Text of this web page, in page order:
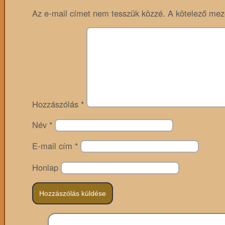
Az e-mail címet nem tesszük közzé. A kötelező
Hozzászólás *
Név *
E-mail cím *
Honlap